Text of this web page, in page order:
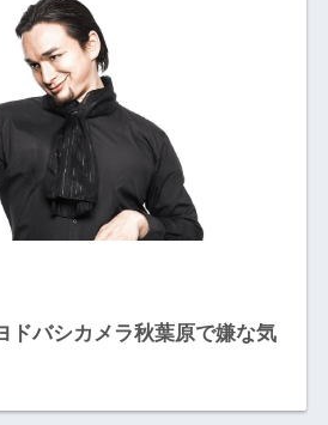
ドバシカメラ秋葉原で嫌な気